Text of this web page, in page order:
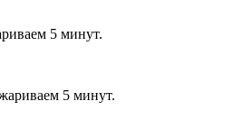
5 минут.
5 минут.